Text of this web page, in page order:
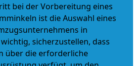
bei der Vorbereitung eines
ist die Auswahl eines
in
sicherzustellen, dass
über die erforderliche